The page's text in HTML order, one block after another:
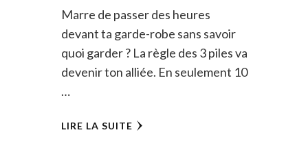
Marre de passer des heures
devant ta garde-robe sans savoir
quoi garder ? La règle des 3 piles va
devenir ton alliée. En seulement 10
…
LIRE LA SUITE